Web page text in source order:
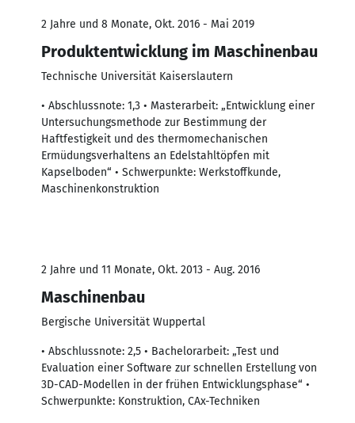
2 Jahre und 8 Monate, Okt. 2016 - Mai 2019
Produktentwicklung im Maschinenbau
Technische Universität Kaiserslautern
• Abschlussnote: 1,3 • Masterarbeit: „Entwicklung einer
Untersuchungsmethode zur Bestimmung der
Haftfestigkeit und des thermomechanischen
Ermüdungsverhaltens an Edelstahltöpfen mit
Kapselboden“ • Schwerpunkte: Werkstoffkunde,
Maschinenkonstruktion
2 Jahre und 11 Monate, Okt. 2013 - Aug. 2016
Maschinenbau
Bergische Universität Wuppertal
• Abschlussnote: 2,5 • Bachelorarbeit: „Test und
Evaluation einer Software zur schnellen Erstellung von
3D-CAD-Modellen in der frühen Entwicklungsphase“ •
Schwerpunkte: Konstruktion, CAx-Techniken